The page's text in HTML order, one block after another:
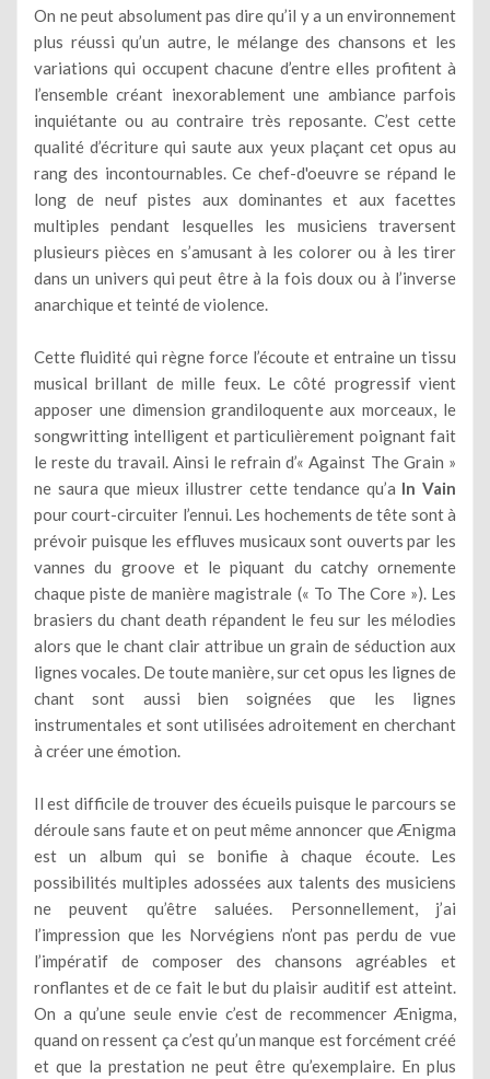
On ne peut absolument pas dire qu’il y a un environnement
plus réussi qu’un autre, le mélange des chansons et les
variations qui occupent chacune d’entre elles profitent à
l’ensemble créant inexorablement une ambiance parfois
inquiétante ou au contraire très reposante. C’est cette
qualité d’écriture qui saute aux yeux plaçant cet opus au
rang des incontournables. Ce chef-d'oeuvre se répand le
long de neuf pistes aux dominantes et aux facettes
multiples pendant lesquelles les musiciens traversent
plusieurs pièces en s’amusant à les colorer ou à les tirer
dans un univers qui peut être à la fois doux ou à l’inverse
anarchique et teinté de violence.
Cette fluidité qui règne force l’écoute et entraine un tissu
musical brillant de mille feux. Le côté progressif vient
apposer une dimension grandiloquente aux morceaux, le
songwritting intelligent et particulièrement poignant fait
le reste du travail. Ainsi le refrain d’« Against The Grain »
ne saura que mieux illustrer cette tendance qu’a In Vain
pour court-circuiter l’ennui. Les hochements de tête sont à
prévoir puisque les effluves musicaux sont ouverts par les
vannes du groove et le piquant du catchy ornemente
chaque piste de manière magistrale (« To The Core »). Les
brasiers du chant death répandent le feu sur les mélodies
alors que le chant clair attribue un grain de séduction aux
lignes vocales. De toute manière, sur cet opus les lignes de
chant sont aussi bien soignées que les lignes
instrumentales et sont utilisées adroitement en cherchant
à créer une émotion.
Il est difficile de trouver des écueils puisque le parcours se
déroule sans faute et on peut même annoncer que Ænigma
est un album qui se bonifie à chaque écoute. Les
possibilités multiples adossées aux talents des musiciens
ne peuvent qu’être saluées. Personnellement, j’ai
l’impression que les Norvégiens n’ont pas perdu de vue
l’impératif de composer des chansons agréables et
ronflantes et de ce fait le but du plaisir auditif est atteint.
On a qu’une seule envie c’est de recommencer Ænigma,
quand on ressent ça c’est qu’un manque est forcément créé
et que la prestation ne peut être qu’exemplaire. En plus